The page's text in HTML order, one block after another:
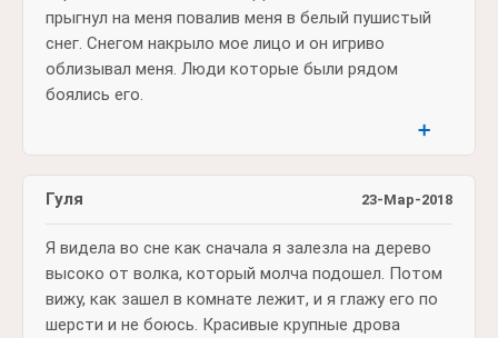
прыгнул на меня повалив меня в белый пушистый
снег. Снегом накрыло мое лицо и он игриво
облизывал меня. Люди которые были рядом
боялись его.
➕
23-Мар-2018
Гуля
Я видела во сне как сначала я залезла на дерево
высоко от волка, который молча подошел. Потом
вижу, как зашел в комнате лежит, и я глажу его по
шерсти и не боюсь. Красивые крупные дрова